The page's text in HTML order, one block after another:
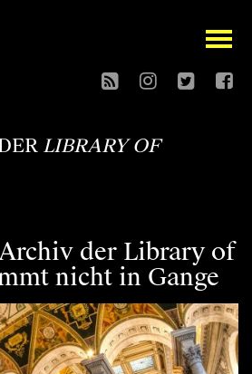
open
LIBRARY OF
der Library of
nicht in Gange